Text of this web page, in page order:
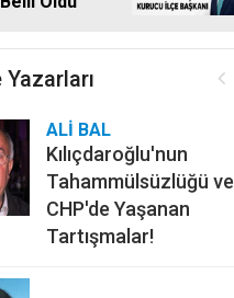
Yazarları
ALİ BAL
Kılıçdaroğlu'nun
Tahammülsüzlüğü ve
CHP'de Yaşanan
Tartışmalar!